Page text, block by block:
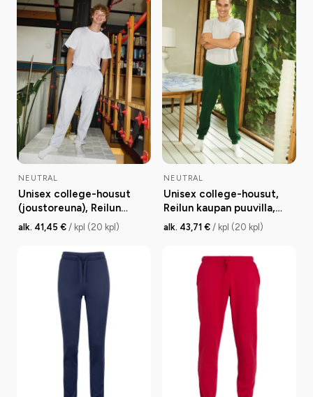
NEUTRAL
Unisex college-housut
(joustoreuna), Reilun
kaupan puuvilla, 300g
alk. 41,45 € / kpl (20 kpl)
NEUTRAL
Unisex college-housut,
Reilun kaupan puuvilla,
300g
alk. 43,71 € / kpl (20 kpl)